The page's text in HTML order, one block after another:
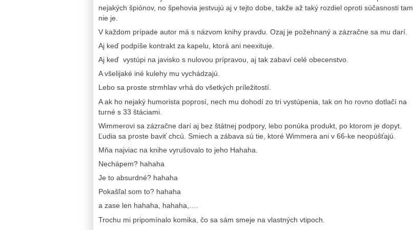
nejakých špiónov, no špehovia jestvujú aj v tejto dobe, takže až taký rozdiel oproti súčasnosti tam
nie je.
V každom prípade autor má s názvom knihy pravdu. Ozaj je požehnaný a zázračne sa mu darí.
Aj keď podpíše kontrakt za kapelu, ktorá ani neexituje.
Aj keď vystúpi na javisko s nulovou prípravou, aj tak zabaví celé obecenstvo.
A všelijaké iné kulehy mu vychádzajú.
Lebo sa proste strmhlav vrhá do všetkých príležitostí.
A ak ho nejaký humorista poprosí, nech mu dohodí zo tri vystúpenia, tak on ho rovno dotlačí na
turné s 33 štáciami.
Wimmerovi sa zázračne darí aj bez štátnej podpory, lebo ponúka produkt, po ktorom je dopyt.
Ľudia sa proste baviť chcú. Smiech a zábava sú tie, ktoré Wimmera ani v 66-ke neopúšťajú.
Mňa najviac na knihe vyrušovalo to jeho Hahaha.
Nechápem? hahaha
Je to absurdné? hahaha
Pokašľal som to? hahaha
a zase len hahaha, hahaha,….
Trochu mi pripomínalo komika, čo sa sám smeje na vlastných vtipoch.